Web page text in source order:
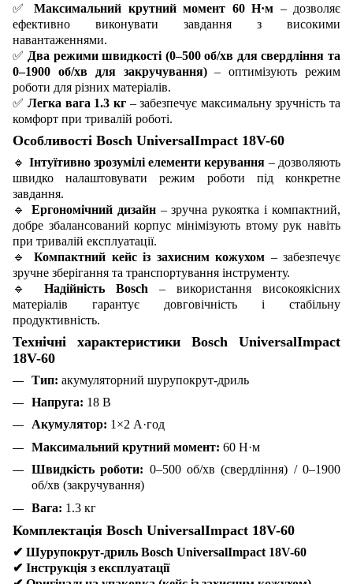
✅
Максимальний крутний момент 60 Н·м – дозволяє
ефективно виконувати завдання з високими
навантаженнями.
✅ Два режими швидкості (0–500 об/хв для свердління та
0–1900 об/хв для закручування)– оптимізують режим
роботи для різних матеріалів.
✅ Легка вага 1.3 кг – забезпечує максимальну зручність та
комфорт при тривалій роботі.
Особливості Bosch UniversalImpact 18V-60
🔹 Інтуїтивно зрозумілі елементи керування – дозволяють
швидко налаштовувати режим роботи під конкретне
завдання.
🔹
Ергономічний дизайн– зручна рукоятка і компактний,
добре збалансований корпус мінімізують втому рук навіть
при тривалій експлуатації.
🔹
Компактний кейс із захисним кожухом – забезпечує
зручне зберігання та транспортування інструменту.
🔹
Надійність Bosch – використання високоякісних
матеріалів гарантує довговічність і стабільну
продуктивність.
Технічні характеристики Bosch UniversalImpact
18V-60
Тип: акумуляторний шурупокрут-дриль
Напруга: 18 В
Акумулятор: 1×2 А·год
Максимальний крутний момент: 60 Н·м
Швидкість роботи: 0–500 об/хв (свердління) / 0–1900
об/хв (закручування)
Вага: 1.3 кг
Комплектація Bosch UniversalImpact 18V-60
✔ Шурупокрут-дриль Bosch UniversalImpact 18V-60
✔ Інструкція з експлуатації